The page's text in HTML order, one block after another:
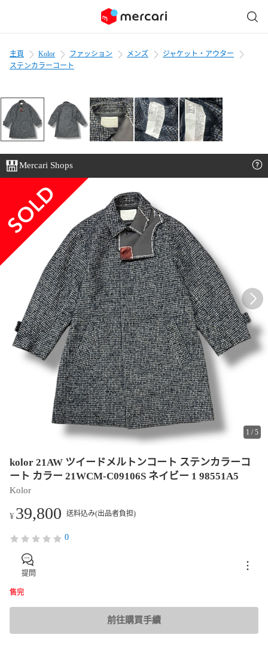
主頁 Kolor ファッション メンズ
ジャケット・アウター
ステンカラーコート
Mercari Shops
1 /5
kolor 21AW ツイードメルトンコート ステンカラーコ
ート カラー 21WCM-C09106S ネイビー 1 98551A5
Kolor
¥39,800 送料込み(出品者負担)
0
提問
售完
前往購買手續